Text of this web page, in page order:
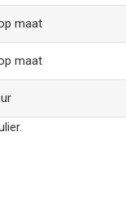
maat
maat